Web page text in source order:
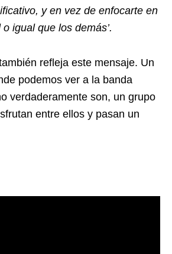
y en vez de enfocarte en
igual que los demás’.
refleja este mensaje. Un
podemos ver a la banda
verdaderamente son, un grupo
entre ellos y pasan un